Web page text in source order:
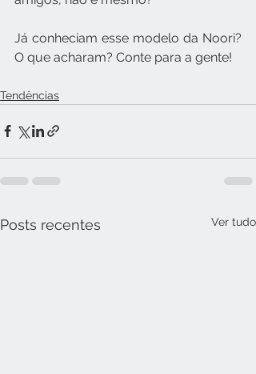
Já conheciam esse modelo da Noori?
O que acharam? Conte para a gente!
Tendências
Posts recentes Ver tudo